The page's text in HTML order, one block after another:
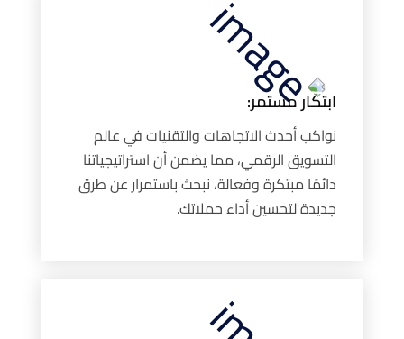
ابتكار مستمر:
نواكب أحدث الاتجاهات والتقنيات في عالم
التسويق الرقمي، مما يضمن أن استراتيجياتنا
دائمًا مبتكرة وفعالة، نبحث باستمرار عن طرق
جديدة لتحسين أداء حملاتك.